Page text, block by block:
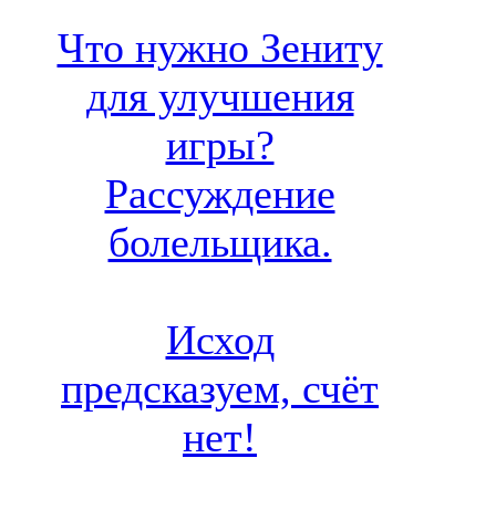
Что нужно Зениту
для улучшения
игры?
Рассуждение
болельщика.
Исход
предсказуем, счёт
нет!